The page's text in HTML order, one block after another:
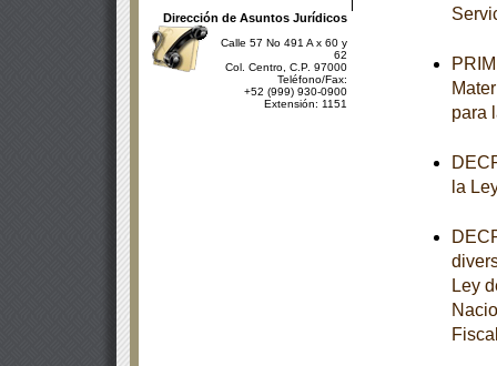
Dirección de Asuntos Jurídicos
Calle 57 No 491 A x 60 y
62
Col. Centro, C.P. 97000
Teléfono/Fax:
+52 (999) 930-0900
Extensión: 1151
para
la
Ley